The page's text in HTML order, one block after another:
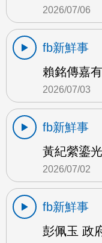
2026/07/06
fb新鮮事
賴銘傳嘉
2026/07/03
fb新鮮事
黃紀縈鎏
2026/07/02
fb新鮮事
彭佩玉 政